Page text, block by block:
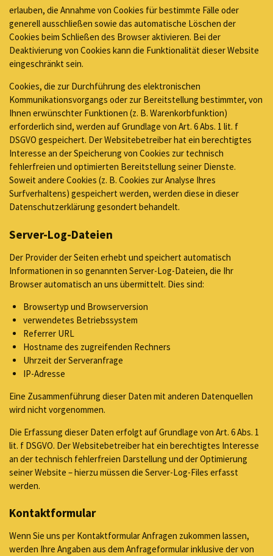
erlauben, die Annahme von Cookies für bestimmte Fälle oder
generell ausschließen sowie das automatische Löschen der
Cookies beim Schließen des Browser aktivieren. Bei der
Deaktivierung von Cookies kann die Funktionalität dieser Website
eingeschränkt sein.
Cookies, die zur Durchführung des elektronischen
Kommunikationsvorgangs oder zur Bereitstellung bestimmter, von
Ihnen erwünschter Funktionen (z. B. Warenkorbfunktion)
erforderlich sind, werden auf Grundlage von Art. 6 Abs. 1 lit. f
DSGVO gespeichert. Der Websitebetreiber hat ein berechtigtes
Interesse an der Speicherung von Cookies zur technisch
fehlerfreien und optimierten Bereitstellung seiner Dienste.
Soweit andere Cookies (z. B. Cookies zur Analyse Ihres
Surfverhaltens) gespeichert werden, werden diese in dieser
Datenschutzerklärung gesondert behandelt.
Server-Log-Dateien
Der Provider der Seiten erhebt und speichert automatisch
Informationen in so genannten Server-Log-Dateien, die Ihr
Browser automatisch an uns übermittelt. Dies sind:
Browsertyp und Browserversion
verwendetes Betriebssystem
Referrer URL
Hostname des zugreifenden Rechners
Uhrzeit der Serveranfrage
IP-Adresse
Eine Zusammenführung dieser Daten mit anderen Datenquellen
wird nicht vorgenommen.
Die Erfassung dieser Daten erfolgt auf Grundlage von Art. 6 Abs. 1
lit. f DSGVO. Der Websitebetreiber hat ein berechtigtes Interesse
an der technisch fehlerfreien Darstellung und der Optimierung
seiner Website – hierzu müssen die Server-Log-Files erfasst
werden.
Kontaktformular
Wenn Sie uns per Kontaktformular Anfragen zukommen lassen,
werden Ihre Angaben aus dem Anfrageformular inklusive der von